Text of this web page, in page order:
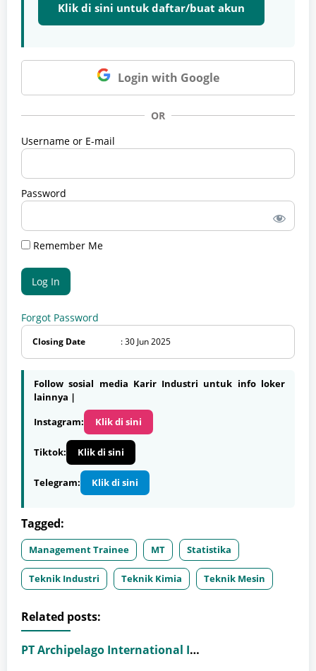
Klik di sini untuk daftar/buat akun
Login with Google
OR
Username or E-mail
Password
Remember Me
Forgot Password
Closing Date : 30 Jun 2025
Follow sosial media Karir Industri untuk info loker
lainnya |
Instagram:
Klik di sini
Tiktok: Klik di sini
Telegram: Klik di sini
Tagged:
Management Trainee MT Statistika
Teknik Industri Teknik Kimia Teknik Mesin
Related posts:
PT Archipelago International Indonesia (favehotels)